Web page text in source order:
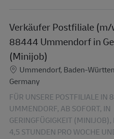
Verkäufer Postfiliale
88444 Ummendorf in
(Minijob)
Location
Ummendorf, Baden-
Germany
FÜR UNSERE POSTFILIALE IN
UMMENDORF, AB SOFORT, IN
GERINGFÜGIGKEIT
4,5 STUNDEN PRO WOCHE